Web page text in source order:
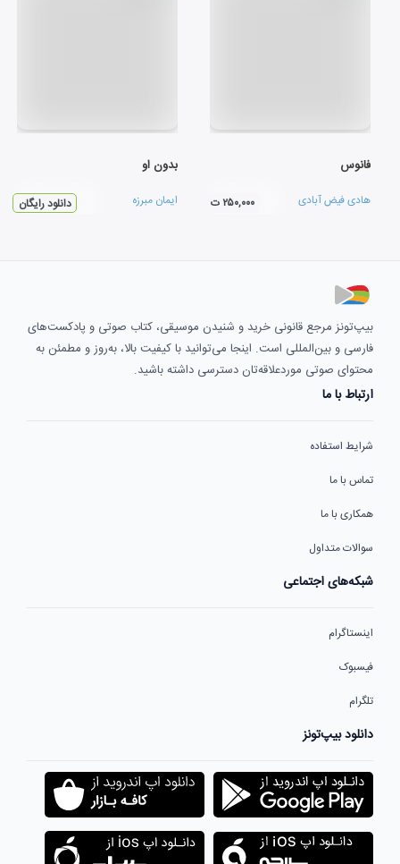
فانوس
هادی فیض آبادی ۲۵۰,۰۰۰ ت
بدون او
ایمان مبرزه دانلود رایگان
بیپ‌تونز مرجع قانونی خرید و شنیدن موسیقی، کتاب صوتی و پادکست‌های
فارسی و بین‌المللی است. اینجا می‌توانید با کیفیت بالا، به‌روز و مطمئن به
محتوای صوتی موردعلاقه‌تان دسترسی داشته باشید.
ارتباط با ما
شرایط استفاده
تماس با ما
همکاری با ما
سوالات متداول
شبکه‌های اجتماعی
اینستاگرام
فیسبوک
تلگرام
دانلود بیپ‌تونز